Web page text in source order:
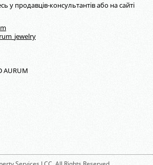
у продавців-консультантів або на сайті